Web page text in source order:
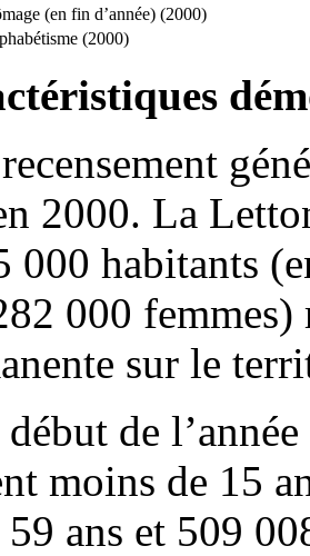
(en fin d’année) (2000)
(2000)
2000. La
000 habitants
000 femmes)
sur le
de
moins de 15
59 ans et 509